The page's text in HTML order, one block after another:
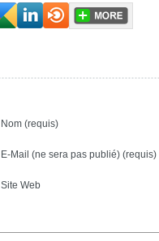
Nom (requis)
E-Mail (ne sera pas publié) (requis)
Site Web